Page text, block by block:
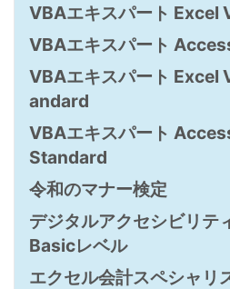
VBAエキスパート Excel
VBAエキスパート
VBAエキスパート Excel
andard
VBAエキスパート
Standard
令和のマナー検定
デジタルアクセシビリテ
Basicレベル
エクセル会計スペシャリ